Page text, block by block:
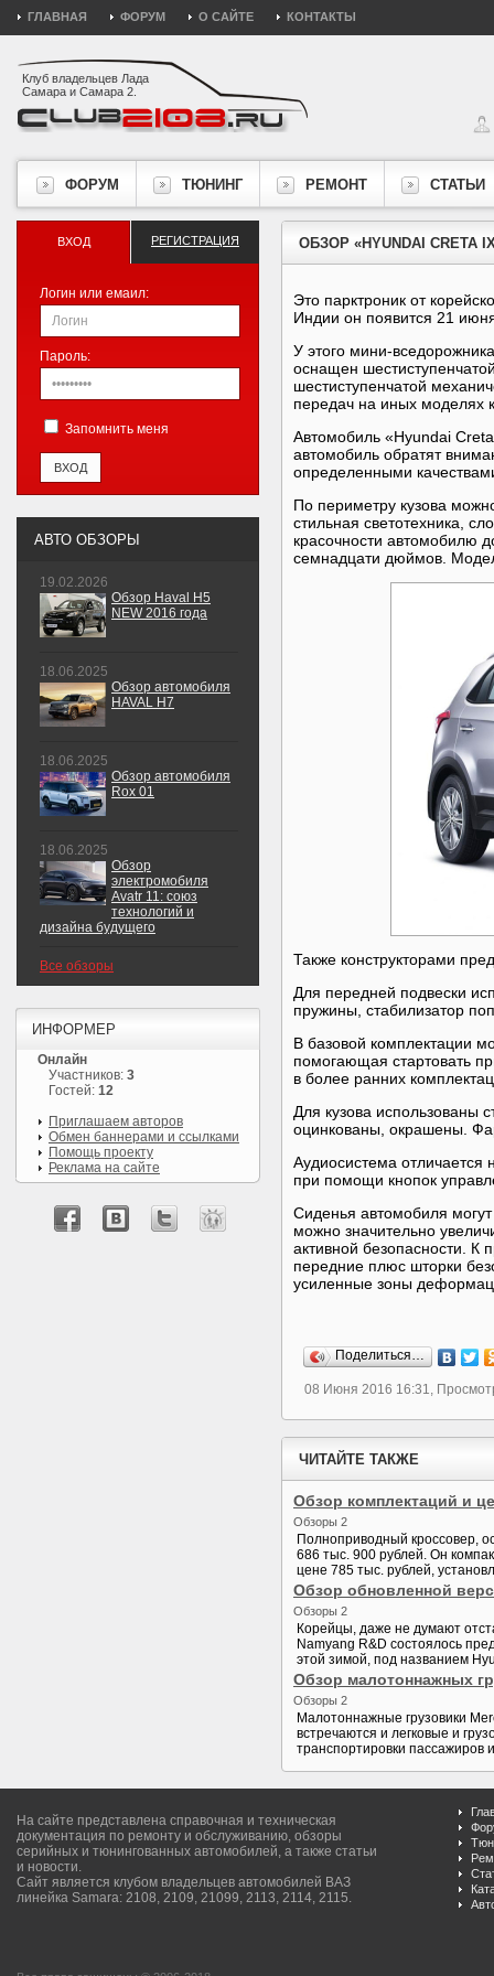
ГЛАВНАЯ ФОРУМ О САЙТЕ КОНТАКТЫ
Клуб владельцев Лада
Самара и Самара 2.
ФОРУМ ТЮНИНГ РЕМОНТ СТАТЬИ
ОБЗОР «HYUNDAI CRETA
Это парктроник от
Индии он появится 21
У этого мини-
оснащен
шестиступенчатой
передач на иных моделях
Автомобиль «Hyundai
автомобиль обратят
определенными
По периметру кузова
стильная светотехника,
красочности автомобилю
семнадцати дюймов.
Также конструкторами
Для передней подвески
пружины, стабилизатор
В базовой комплектации
помогающая стартовать
в более ранних
Для кузова использованы
оцинкованы, окрашены.
Аудиосистема
при помощи кнопок
Сиденья автомобиля
можно значительно
активной безопасности. К
передние плюс шторки
усиленные зоны
Поделиться…
08 Июня 2016 16:31,
ЧИТАЙТЕ ТАКЖЕ
Обзор комплектаций и
Обзоры 2
Полноприводный кроссовер,
686 тыс. 900 рублей. Он
цене 785 тыс. рублей,
Обзор обновленной
Обзоры 2
Корейцы, даже не думают
Namyang R&D состоялось
этой зимой, под названием
Обзор малотоннажных
Обзоры 2
Малотоннажные грузовики
встречаются и легковые и
транспортировки пассажиров
ВХОД РЕГИСТРАЦИЯ
Логин или емаил:
Пароль:
Запомнить меня
АВТО ОБЗОРЫ
19.02.2026
Обзор Haval H5
NEW 2016 года
18.06.2025
Обзор автомобиля
HAVAL H7
18.06.2025
Обзор автомобиля
Rox 01
18.06.2025
Обзор
электромобиля
Avatr 11: союз
технологий и
дизайна будущего
Все обзоры
ИНФОРМЕР
Онлайн
Участников: 3
Гостей: 12
Приглашаем авторов
Обмен баннерами и ссылками
Помощь проекту
Реклама на сайте
На сайте представлена справочная и техническая
документация по ремонту и обслуживанию, обзоры
серийных и тюнингованных автомобилей, а также статьи
и новости.
Сайт является клубом владельцев автомобилей ВАЗ
линейка Samara: 2108, 2109, 21099, 2113, 2114, 2115.